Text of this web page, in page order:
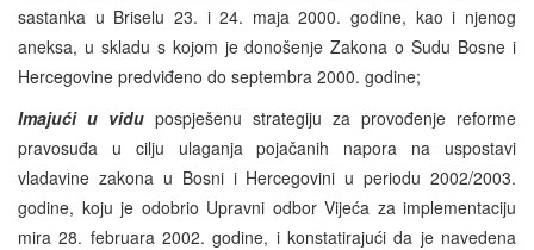
sastanka u Briselu 23. i 24. maja 2000. godine, kao i njenog
aneksa, u skladu s kojom je donošenje Zakona o Sudu Bosne i
Hercegovine predviđeno do septembra 2000. godine;
Imajući u vidu pospješenu strategiju za provođenje reforme
pravosuđa u cilju ulaganja pojačanih napora na uspostavi
vladavine zakona u Bosni i Hercegovini u periodu 2002/2003.
godine, koju je odobrio Upravni odbor Vijeća za implementaciju
mira 28. februara 2002. godine, i konstatirajući da je navedena